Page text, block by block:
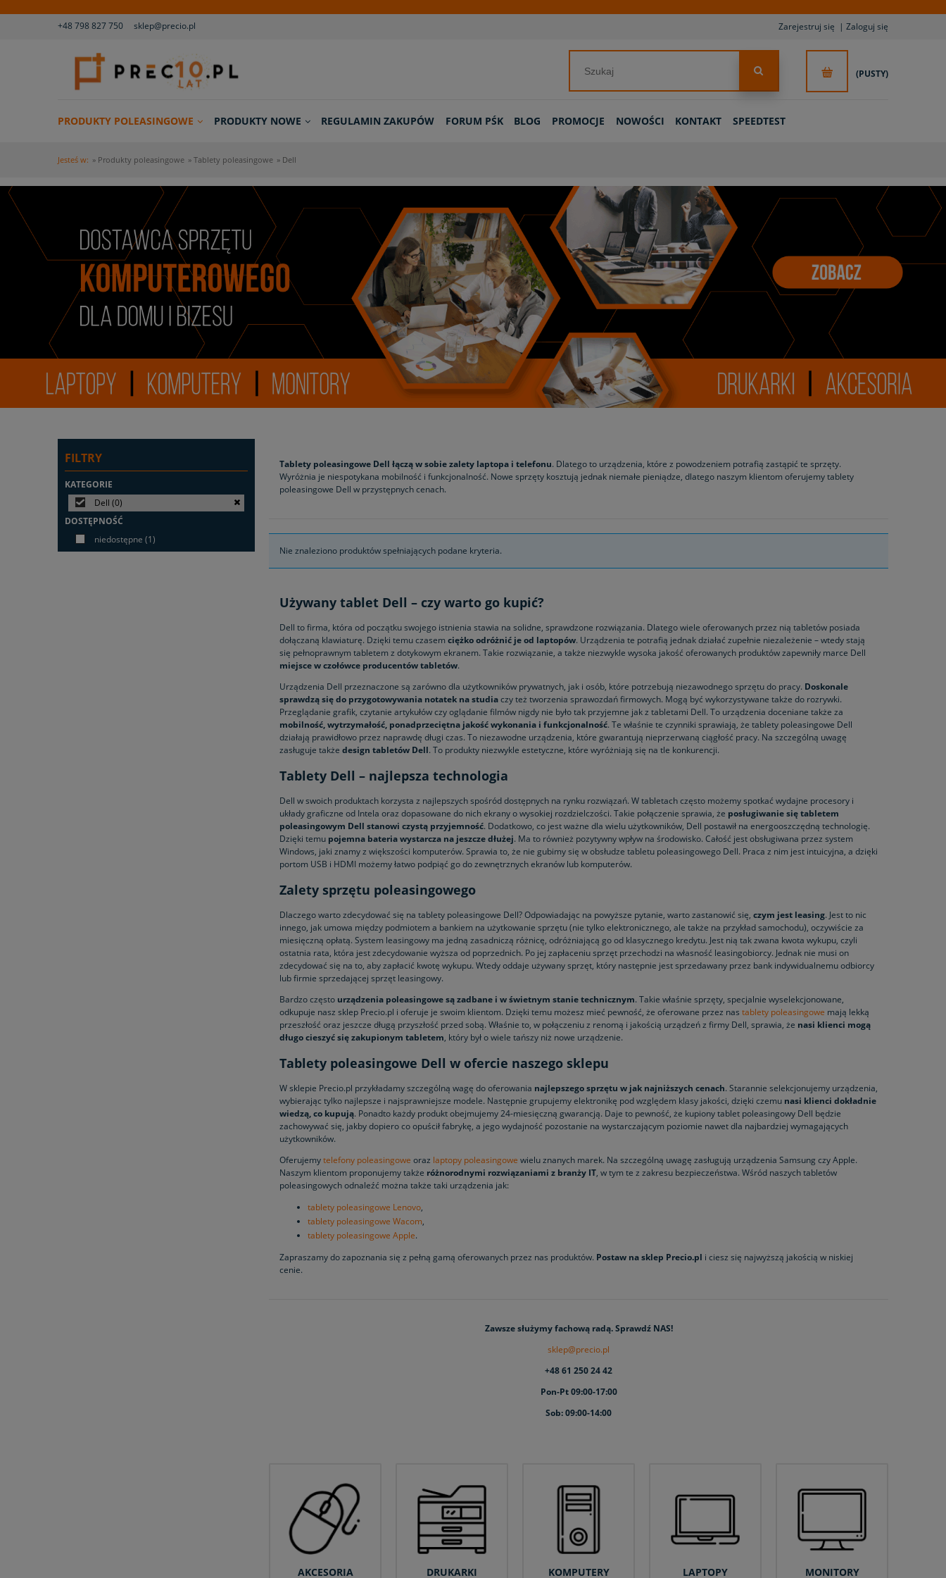
Zarejestruj się Zaloguj się
+48 798 827 750 sklep@precio.pl
(PUSTY)
PRODUKTY POLEASINGOWE PRODUKTY NOWE REGULAMIN ZAKUPÓW FORUM PŚK BLOG PROMOCJE NOWOŚCI KONTAKT SPEEDTEST
Jesteś w: » Produkty poleasingowe » Tablety poleasingowe » Dell
FILTRY
KATEGORIE
Dell (0)
DOSTĘPNOŚĆ
niedostępne (1)
Tablety poleasingowe Dell łączą w sobie zalety laptopa i telefonu. Dlatego to urządzenia, które z powodzeniem potrafią zastąpić te sprzęty.
Wyróżnia je niespotykana mobilność i funkcjonalność. Nowe sprzęty kosztują jednak niemałe pieniądze, dlatego naszym klientom oferujemy tablety
poleasingowe Dell w przystępnych cenach.
Nie znaleziono produktów spełniających podane kryteria.
Używany tablet Dell – czy warto go kupić?
Dell to firma, która od początku swojego istnienia stawia na solidne, sprawdzone rozwiązania. Dlatego wiele oferowanych przez nią tabletów posiada
dołączaną klawiaturę. Dzięki temu czasem ciężko odróżnić je od laptopów. Urządzenia te potrafią jednak działać zupełnie niezależenie – wtedy stają
się pełnoprawnym tabletem z dotykowym ekranem. Takie rozwiązanie, a także niezwykle wysoka jakość oferowanych produktów zapewniły marce Dell
miejsce w czołówce producentów tabletów.
Urządzenia Dell przeznaczone są zarówno dla użytkowników prywatnych, jak i osób, które potrzebują niezawodnego sprzętu do pracy. Doskonale
sprawdzą się do przygotowywania notatek na studiaczy też tworzenia sprawozdań firmowych. Mogą być wykorzystywane także do rozrywki.
Przeglądanie grafik, czytanie artykułów czy oglądanie filmów nigdy nie było tak przyjemne jak z tabletami Dell. To urządzenia doceniane także za
mobilność, wytrzymałość, ponadprzeciętna jakość wykonania i funkcjonalność. Te właśnie te czynniki sprawiają, że tablety poleasingowe Dell
działają prawidłowo przez naprawdę długi czas. To niezawodne urządzenia, które gwarantują nieprzerwaną ciągłość pracy. Na szczególną uwagę
zasługuje także design tabletów Dell. To produkty niezwykle estetyczne, które wyróżniają się na tle konkurencji.
Tablety Dell – najlepsza technologia
Dell w swoich produktach korzysta z najlepszych spośród dostępnych na rynku rozwiązań. W tabletach często możemy spotkać wydajne procesory i
układy graficzne od Intela oraz dopasowane do nich ekrany o wysokiej rozdzielczości. Takie połączenie sprawia, że posługiwanie się tabletem
poleasingowym Dell stanowi czystą przyjemność. Dodatkowo, co jest ważne dla wielu użytkowników, Dell postawił na energooszczędną technologię.
Dzięki temu pojemna bateria wystarcza na jeszcze dłużej. Ma to również pozytywny wpływ na środowisko. Całość jest obsługiwana przez system
Windows, jaki znamy z większości komputerów. Sprawia to, że nie gubimy się w obsłudze tabletu poleasingowego Dell. Praca z nim jest intuicyjna, a dzięki
portom USB i HDMI możemy łatwo podpiąć go do zewnętrznych ekranów lub komputerów.
Zalety sprzętu poleasingowego
Dlaczego warto zdecydować się na tablety poleasingowe Dell? Odpowiadając na powyższe pytanie, warto zastanowić się, czym jest leasing. Jest to nic
innego, jak umowa między podmiotem a bankiem na użytkowanie sprzętu (nie tylko elektronicznego, ale także na przykład samochodu), oczywiście za
miesięczną opłatą. System leasingowy ma jedną zasadniczą różnicę, odróżniającą go od klasycznego kredytu. Jest nią tak zwana kwota wykupu, czyli
ostatnia rata, która jest zdecydowanie wyższa od poprzednich. Po jej zapłaceniu sprzęt przechodzi na własność leasingobiorcy. Jednak nie musi on
zdecydować się na to, aby zapłacić kwotę wykupu. Wtedy oddaje używany sprzęt, który następnie jest sprzedawany przez bank indywidualnemu odbiorcy
lub firmie sprzedającej sprzęt leasingowy.
Bardzo często urządzenia poleasingowe są zadbane i w świetnym stanie technicznym. Takie właśnie sprzęty, specjalnie wyselekcjonowane,
odkupuje nasz sklep Precio.pl i oferuje je swoim klientom. Dzięki temu możesz mieć pewność, że oferowane przez nas tablety poleasingowe mają lekką
przeszłość oraz jeszcze długą przyszłość przed sobą. Właśnie to, w połączeniu z renomą i jakością urządzeń z firmy Dell, sprawia, że nasi klienci mogą
długo cieszyć się zakupionym tabletem, który był o wiele tańszy niż nowe urządzenie.
Tablety poleasingowe Dell w ofercie naszego sklepu
W sklepie Precio.pl przykładamy szczególną wagę do oferowania najlepszego sprzętu w jak najniższych cenach. Starannie selekcjonujemy urządzenia,
wybierając tylko najlepsze i najsprawniejsze modele. Następnie grupujemy elektronikę pod względem klasy jakości, dzięki czemu nasi klienci dokładnie
wiedzą, co kupują. Ponadto każdy produkt obejmujemy 24-miesięczną gwarancją. Daje to pewność, że kupiony tablet poleasingowy Dell będzie
zachowywać się, jakby dopiero co opuścił fabrykę, a jego wydajność pozostanie na wystarczającym poziomie nawet dla najbardziej wymagających
użytkowników.
Oferujemytelefony poleasingowe oraz laptopy poleasingowe wielu znanych marek. Na szczególną uwagę zasługują urządzenia Samsung czy Apple.
Naszym klientom proponujemy także różnorodnymi rozwiązaniami z branży IT, w tym te z zakresu bezpieczeństwa. Wśród naszych tabletów
poleasingowych odnaleźć można także taki urządzenia jak:
tablety poleasingowe Lenovo,
tablety poleasingowe Wacom,
tablety poleasingowe Apple.
Zapraszamy do zapoznania się z pełną gamą oferowanych przez nas produktów. Postaw na sklep Precio.pl i ciesz się najwyższą jakością w niskiej
cenie.
Zawsze służymy fachową radą. Sprawdź NAS!
sklep@precio.pl
+48 61 250 24 42
Pon-Pt 09:00-17:00
Sob: 09:00-14:00
AKCESORIA DRUKARKI KOMPUTERY LAPTOPY MONITORY